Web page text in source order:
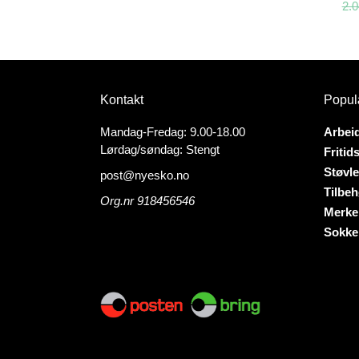
har
varianter.
kan
velges
produktsiden
flere
kan
på
Kontakt
Mandag-Fredag: 9.00-18.00
Lørdag/søndag: Stengt
post@nyesko.no
Org.nr 918456546